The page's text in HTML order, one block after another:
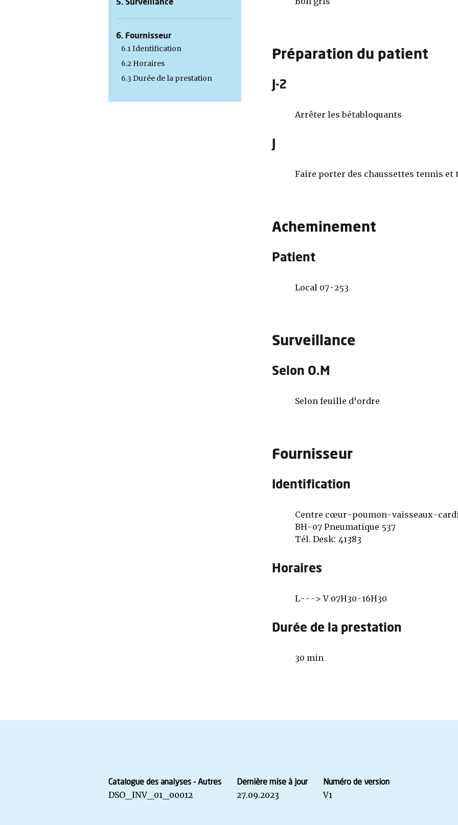
5. Surveillance
6. Fournisseur
6.1 Identification
6.2 Horaires
6.3 Durée de la prestation
Préparation du patient
J-2
Arrêter les bétabloquants
Faire porter des chaussettes tennis
Acheminement
Patient
Local 07-253
Surveillance
Selon O.M
Selon feuille d'ordre
Fournisseur
Identification
Centre cœur-poumon-vaisseaux-
BH-07 Pneumatique 537
Tél. Desk: 41383
Horaires
L---> V 07H30-16H30
Durée de la prestation
30 min
Catalogue des analyses - Autres
DSO_INV_01_00012
Dernière mise à jour
27.09.2023
Numéro de version
V1